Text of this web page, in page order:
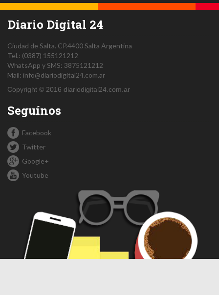
Diario Digital 24
Ciudad de Salta. CP.4400Salta Argentina
Tel.: (0387) 155121212
WhatsApp y SMS: 3875121212
Mail: info@diariodigital24.com.ar
Copyright © 2016 diariodigital24.com.ar
Seguínos
Facebook
Twitter
Google+
Youtube